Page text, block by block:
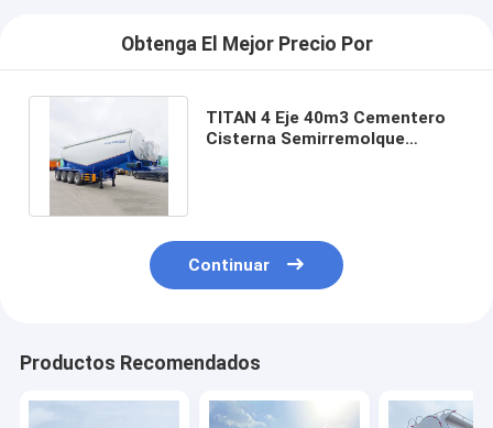
Obtenga El Mejor Precio Por
TITAN 4 Eje 40m3 Cementero
Cisterna Semirremolque
Continuar
Productos Recomendados